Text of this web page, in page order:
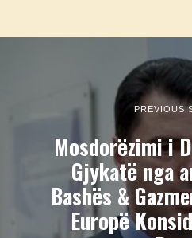
PREVIOUS
Mosdorëzimi i
Gjykatë nga
Bashës &
Europë